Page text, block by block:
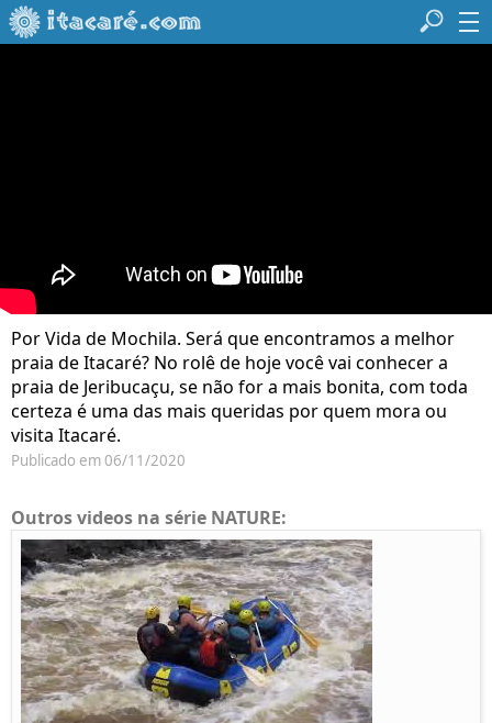
Por Vida de Mochila. Será que encontramos a melhor
praia de Itacaré? No rolê de hoje você vai conhecer a
praia de Jeribucaçu, se não for a mais bonita, com toda
certeza é uma das mais queridas por quem mora ou
visita Itacaré.
Publicado em 06/11/2020
Outros videos na série NATURE: